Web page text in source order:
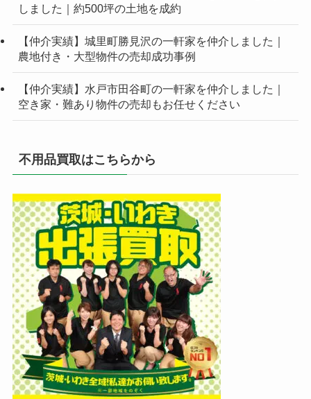
しました｜約500坪の土地を成約
【仲介実績】城里町勝見沢の一軒家を仲介しました｜
農地付き・大型物件の売却成功事例
【仲介実績】水戸市田谷町の一軒家を仲介しました｜
空き家・難あり物件の売却もお任せください
不用品買取はこちらから